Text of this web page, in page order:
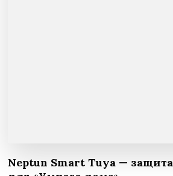
Neptun Smart Tuya — защита